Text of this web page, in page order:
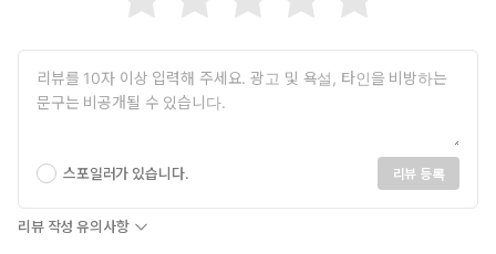
자들을 만나게 되었다. “과거와 현재의 시공간이 교차하는 지점을 정
촘촘하고 입체적으로 그려 냈다. 감당하기 어려운 고통 속에서 살아
남은 자의 죄책감과 상실감을 평생 품고 살아온 한 여성의 목소리에
주목하며 장르적 흥미와 묵직한 메시지를 두루 선사하는 작품으로,
단순히 역사의 상흔을 돌아보는 데 그치지 않고 오래도록 지워져 있
던 이름들을 다시 호명하는 이야기로 주목받을 것이다.
“도와줘.”
스포일러가 있습니다. 리뷰 등록
리뷰 작성 유의사항